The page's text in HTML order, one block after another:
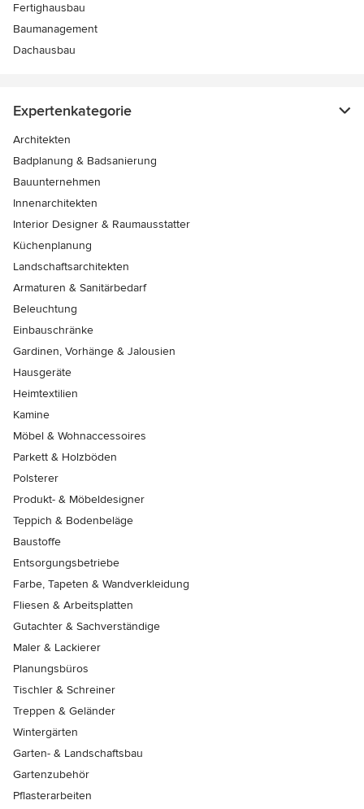
Fertighausbau
Baumanagement
Dachausbau
Expertenkategorie
Architekten
Badplanung & Badsanierung
Bauunternehmen
Innenarchitekten
Interior Designer & Raumausstatter
Küchenplanung
Landschaftsarchitekten
Armaturen & Sanitärbedarf
Beleuchtung
Einbauschränke
Gardinen, Vorhänge & Jalousien
Hausgeräte
Heimtextilien
Kamine
Möbel & Wohnaccessoires
Parkett & Holzböden
Polsterer
Produkt- & Möbeldesigner
Teppich & Bodenbeläge
Baustoffe
Entsorgungsbetriebe
Farbe, Tapeten & Wandverkleidung
Fliesen & Arbeitsplatten
Gutachter & Sachverständige
Maler & Lackierer
Planungsbüros
Tischler & Schreiner
Treppen & Geländer
Wintergärten
Garten- & Landschaftsbau
Gartenzubehör
Pflasterarbeiten